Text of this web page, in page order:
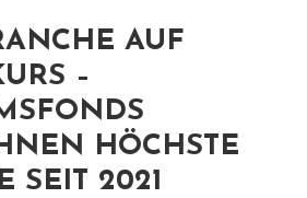
AUF
–
HÖCHSTE
SEIT 2021